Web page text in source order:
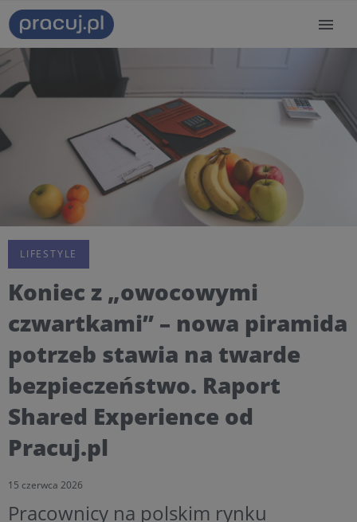
LIFESTYLE
Koniec z „owocowymi
czwartkami” – nowa piramida
potrzeb stawia na twarde
bezpieczeństwo. Raport
Shared Experience od
Pracuj.pl
15 czerwca 2026
Pracownicy na polskim rynku